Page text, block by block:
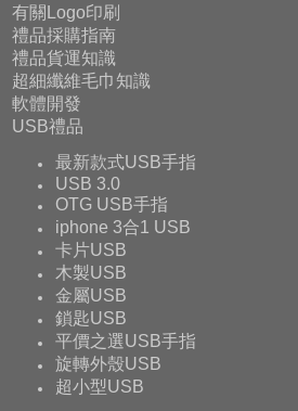
有關Logo印刷
禮品採購指南
禮品貨運知識
超細纖維毛巾知識
軟體開發
USB禮品
最新款式USB手指
USB 3.0
OTG USB手指
iphone 3合1 USB
卡片USB
木製USB
金屬USB
鎖匙USB
平價之選USB手指
旋轉外殼USB
超小型USB